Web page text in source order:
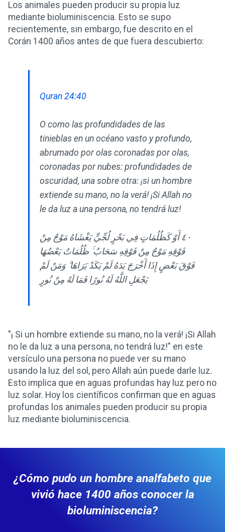
Los animales pueden producir su propia luz
mediante bioluminiscencia. Esto se supo
recientemente, sin embargo, fue descrito en el
Corán 1400 años antes de que fuera descubierto:
Quran 24:40
O como las profundidades de las
tinieblas en un océano vasto y profundo,
abrumado por olas coronadas por olas,
coronadas por nubes: profundidades de
oscuridad, una sobre otra: ¡si un hombre
extiende su mano, no la verá! ¡Si Allah no
le da luz a una persona, no tendrá luz!
٤٠ أَوْ كَظُلُمَاتٍ فِي بَحْرٍ لُجِّيٍّ يَغْشَاهُ مَوْجٌ مِنْ
فَوْقِهِ مَوْجٌ مِنْ فَوْقِهِ سَحَابٌ ۚ ظُلُمَاتٌ بَعْضُهَا
فَوْقَ بَعْضٍ إِذَا أَخْرَجَ يَدَهُ لَمْ يَكَدْ يَرَاهَا ۗ وَمَنْ لَمْ
يَجْعَلِ اللَّهُ لَهُ نُورًا فَمَا لَهُ مِنْ نُورٍ
"¡ Si un hombre extiende su mano, no la verá! ¡Si Allah
no le da luz a una persona, no tendrá luz!" en este
versículo una persona no puede ver su mano
usando la luz del sol, pero Allah aún puede darle luz.
Esto implica que en aguas profundas hay luz pero no
luz solar. Hoy los científicos confirman que en aguas
profundas los animales pueden producir su propia
luz mediante bioluminiscencia.
¿Cómo pudo un hombre analfabeto que
vivió hace 1400 años conocer la
bioluminiscencia?